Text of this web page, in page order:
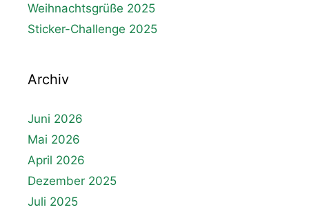
Weihnachtsgrüße 2025
Sticker-Challenge 2025
Archiv
Juni 2026
Mai 2026
April 2026
Dezember 2025
Juli 2025